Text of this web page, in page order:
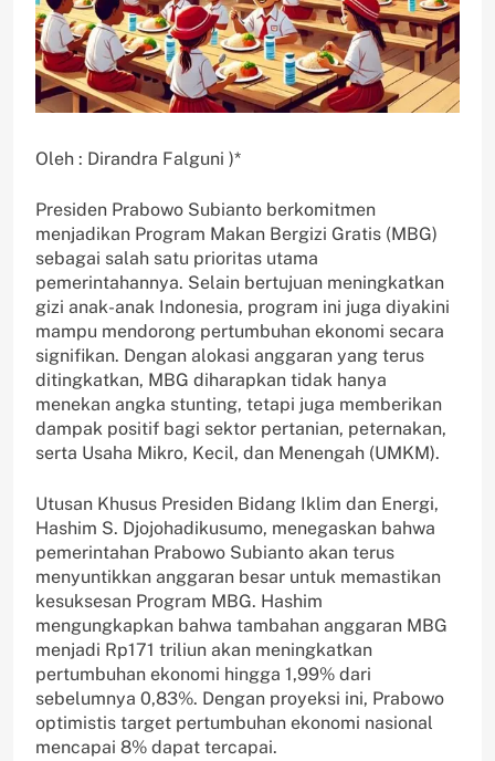
Oleh : Dirandra Falguni )*
Presiden Prabowo Subianto berkomitmen
menjadikan Program Makan Bergizi Gratis (MBG)
sebagai salah satu prioritas utama
pemerintahannya. Selain bertujuan meningkatkan
gizi anak-anak Indonesia, program ini juga diyakini
mampu mendorong pertumbuhan ekonomi secara
signifikan. Dengan alokasi anggaran yang terus
ditingkatkan, MBG diharapkan tidak hanya
menekan angka stunting, tetapi juga memberikan
dampak positif bagi sektor pertanian, peternakan,
serta Usaha Mikro, Kecil, dan Menengah (UMKM).
Utusan Khusus Presiden Bidang Iklim dan Energi,
Hashim S. Djojohadikusumo, menegaskan bahwa
pemerintahan Prabowo Subianto akan terus
menyuntikkan anggaran besar untuk memastikan
kesuksesan Program MBG. Hashim
mengungkapkan bahwa tambahan anggaran MBG
menjadi Rp171 triliun akan meningkatkan
pertumbuhan ekonomi hingga 1,99% dari
sebelumnya 0,83%. Dengan proyeksi ini, Prabowo
optimistis target pertumbuhan ekonomi nasional
mencapai 8% dapat tercapai.